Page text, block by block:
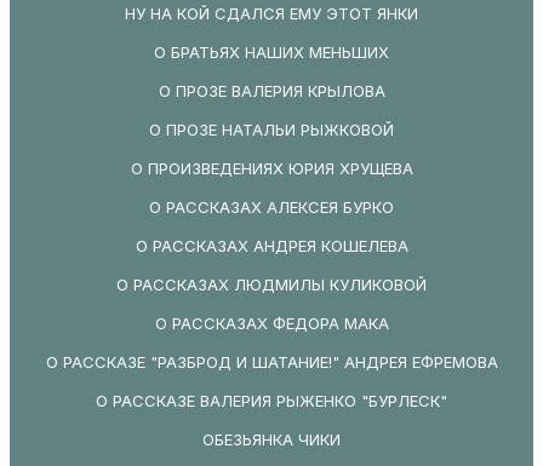
НУ НА КОЙ СДАЛСЯ ЕМУ ЭТОТ ЯНКИ
О БРАТЬЯХ НАШИХ МЕНЬШИХ
О ПРОЗЕ ВАЛЕРИЯ КРЫЛОВА
О ПРОЗЕ НАТАЛЬИ РЫЖКОВОЙ
О ПРОИЗВЕДЕНИЯХ ЮРИЯ ХРУЩЕВА
О РАССКАЗАХ АЛЕКСЕЯ БУРКО
О РАССКАЗАХ АНДРЕЯ КОШЕЛЕВА
О РАССКАЗАХ ЛЮДМИЛЫ КУЛИКОВОЙ
О РАССКАЗАХ ФЕДОРА МАКА
О РАССКАЗЕ "РАЗБРОД И ШАТАНИЕ!" АНДРЕЯ ЕФРЕМОВА
О РАССКАЗЕ ВАЛЕРИЯ РЫЖЕНКО "БУРЛЕСК"
ОБЕЗЬЯНКА ЧИКИ